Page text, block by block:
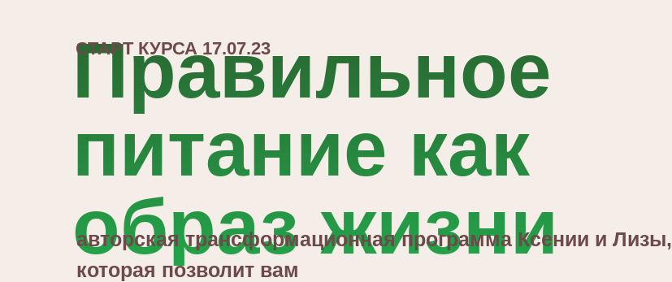
Правильное
питание как
образ жизни
авторская трансформационная программа Ксении и Лизы,
которая позволит вам
СТАРТ КУРСА 17.07.23